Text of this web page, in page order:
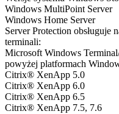
Windows MultiPoint Server
Windows Home Server
Server Protection obsługuje
terminali:
Microsoft Windows
powyżej platformach
Citrix® XenApp 5.0
Citrix® XenApp 6.0
Citrix® XenApp 6.5
Citrix® XenApp 7.5, 7.6